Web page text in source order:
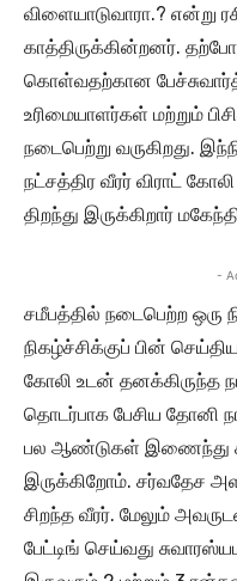
விளையாடுவாரா.? என்று
காத்திருக்கின்றனர்.
கொள்வதற்கான
உரிமையாளர்கள் மற்றும்
நடைபெற்று வருகிறது.
நட்சத்திர வீரர் விராட்
திறந்து இருக்கிறார்
-
சமீபத்தில் நடைபெற்ற
நிகழ்ச்சிக்குப் பின்
கோலி உடன் தனக்கிருந்த
தொடர்பாக பேசிய தோனி
பல ஆண்டுகள் இணைந்து
இருக்கிறோம். சர்வதேச
சிறந்த வீரர். மேலும்
பேட்டிங் செய்வது